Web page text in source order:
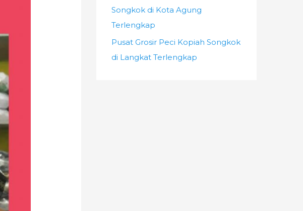
Songkok di Kota Agung
Terlengkap
Pusat Grosir Peci Kopiah Songkok
di Langkat Terlengkap